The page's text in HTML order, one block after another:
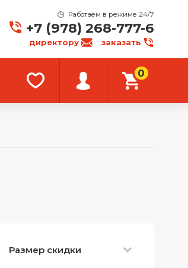
Работаем в режиме 24/7
+7 (978) 268-777-6
директору заказать
0
Размер скидки